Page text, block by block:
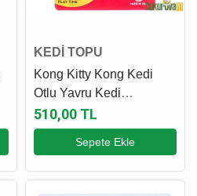
KEDİ TOPU
Kong Kitty Kong Kedi
Otlu Yavru Kedi
Oyuncağı 5 Cm
510,00 TL
Sepete Ekle